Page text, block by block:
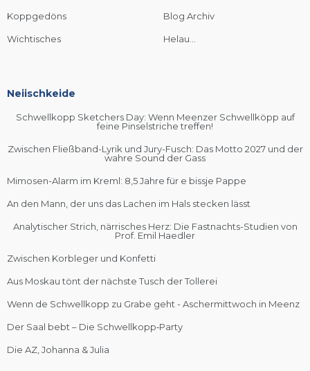
Koppgedöns
Wichtisches
Blog Archiv
Helau...
Neiischkeide
Schwellkopp Sketchers Day: Wenn Meenzer Schwellköpp auf
feine Pinselstriche treffen!
Zwischen Fließband-Lyrik und Jury-Fusch: Das Motto 2027 und der
wahre Sound der Gass
Mimosen-Alarm im Kreml: 8,5 Jahre für e bissje Pappe
An den Mann, der uns das Lachen im Hals stecken lässt
Analytischer Strich, närrisches Herz: Die Fastnachts-Studien von
Prof. Emil Haedler
Zwischen Korbleger und Konfetti
Aus Moskau tönt der nächste Tusch der Tollerei
Wenn de Schwellkopp zu Grabe geht - Aschermittwoch in Meenz
Der Saal bebt – Die Schwellkopp‑Party
Die AZ, Johanna & Julia